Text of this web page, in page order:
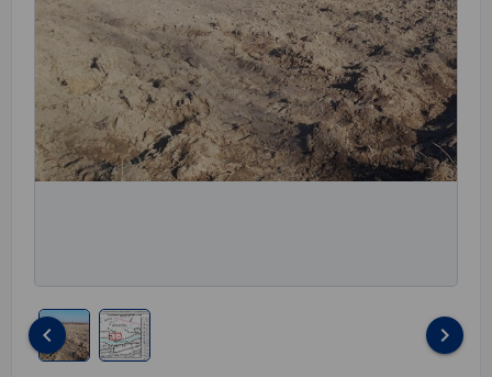
keyboard_arrow_left keyboard_arrow_right